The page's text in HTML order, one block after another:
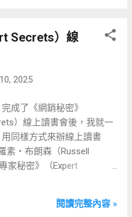
個比較安靜內向的人來說
？），真的非常消耗精
還時不時亂長渾身發癢的
東西」。 ​ 可若業務做不起
「賣東西」這件事呢？ ​ 後
觸到「網路行銷」，趁著
線上之際，學會如何在網
然而，我在最近發現，流
行銷越來越不易成交的狀況
竟回到傳統的線下面對面銷
Secrets）線
2025
成了《網銷秘密》
）線上讀書會後，我就一
同樣方式來辦線上讀書
素・布朗森（Russell
家秘密》（Expert
，《專家秘密》一書有很大
閱讀完整內容 »